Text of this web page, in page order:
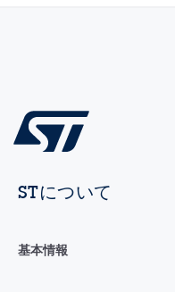
STについて
基本情報